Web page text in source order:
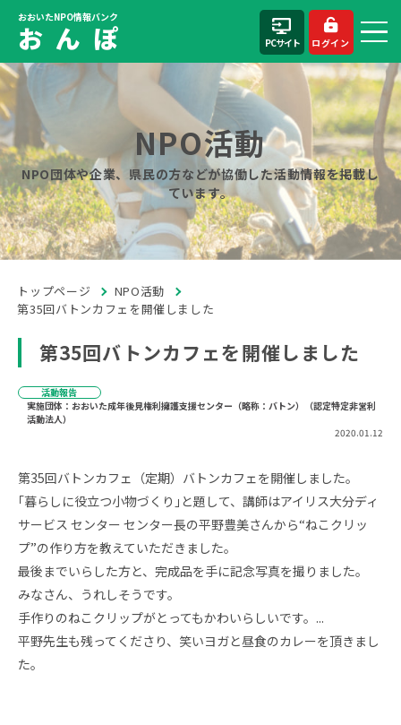
おおいたNPO情報バンク
お ん ぽ PCサイト ログイン
NPO活動
NPO団体や企業、県民の方などが協働した活動情報を掲載し
ています。
トップページ
NPO活動
第35回バトンカフェを開催しました
第35回バトンカフェを開催しました
活動報告
実施団体：おおいた成年後見権利擁護支援センター（略称：バトン）（認定特定非営利
活動法人）
2020.01.12
第35回バトンカフェ（定期）バトンカフェを開催しました。
｢暮らしに役立つ小物づくり｣と題して、講師はアイリス大分ディ
サービス センター センター長の平野豊美さんから“ねこクリッ
プ”の作り方を教えていただきました。
最後までいらした方と、完成品を手に記念写真を撮りました。
みなさん、うれしそうです。
手作りのねこクリップがとってもかわいらしいです。...
平野先生も残ってくださり、笑いヨガと昼食のカレーを頂きまし
た。